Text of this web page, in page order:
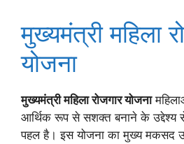
मुख्यमंत्री महिला
योजना
मुख्यमंत्री महिला रोजगार योजना
आर्थिक रूप से सशक्त बनाने के उद्देश्य
पहल है। इस योजना का मुख्य मकसद